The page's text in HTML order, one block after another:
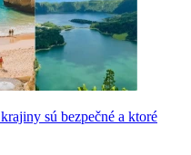
sú bezpečné a ktoré